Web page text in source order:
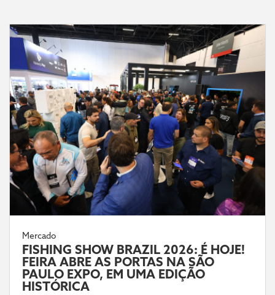
Mercado
FISHING SHOW BRAZIL 2026: É HOJE!
FEIRA ABRE AS PORTAS NA SÃO
PAULO EXPO, EM UMA EDIÇÃO
HISTÓRICA